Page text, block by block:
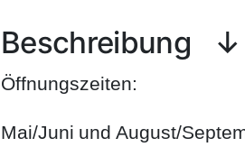
Beschreibung
Öffnungszeiten:
Mai/Juni und August/